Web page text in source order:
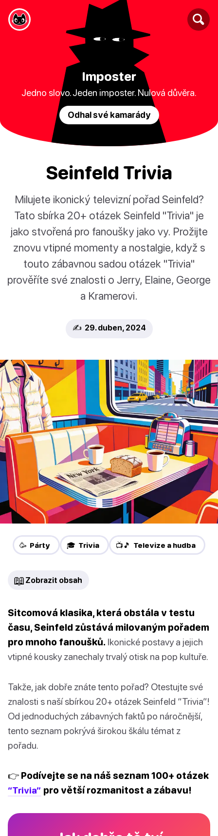
Imposter
Jedno slovo. Jeden imposter. Nulová důvěra.
Odhal své kamarády
Seinfeld Trivia
Milujete ikonický televizní pořad Seinfeld?
Tato sbírka 20+ otázek Seinfeld "Trivia" je
jako stvořená pro fanoušky jako vy. Prožijte
znovu vtipné momenty a nostalgie, když s
touto zábavnou sadou otázek "Trivia"
prověříte své znalosti o Jerry, Elaine, George
a Kramerovi.
✍️ 29. duben, 2024
🥳 Párty 🎓 Trivia 📺🎵 Televize a hudba
📖 Zobrazit obsah
Sitcomová klasika, která obstála v testu
času, Seinfeld zůstává milovaným pořadem
pro mnoho fanoušků. Ikonické postavy a jejich
vtipné kousky zanechaly trvalý otisk na pop kultuře.
Takže, jak dobře znáte tento pořad? Otestujte své
znalosti s naší sbírkou 20+ otázek Seinfeld “Trivia”!
Od jednoduchých zábavných faktů po náročnější,
tento seznam pokrývá širokou škálu témat z
pořadu.
👉 Podívejte se na náš seznam 100+ otázek
“Trivia” pro větší rozmanitost a zábavu!